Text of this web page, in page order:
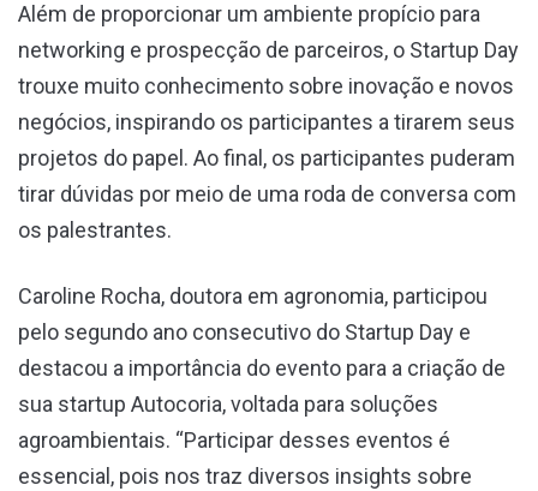
Além de proporcionar um ambiente propício para
networking e prospecção de parceiros, o Startup Day
trouxe muito conhecimento sobre inovação e novos
negócios, inspirando os participantes a tirarem seus
projetos do papel. Ao final, os participantes puderam
tirar dúvidas por meio de uma roda de conversa com
os palestrantes.
Caroline Rocha, doutora em agronomia, participou
pelo segundo ano consecutivo do Startup Day e
destacou a importância do evento para a criação de
sua startup Autocoria, voltada para soluções
agroambientais. “Participar desses eventos é
essencial, pois nos traz diversos insights sobre